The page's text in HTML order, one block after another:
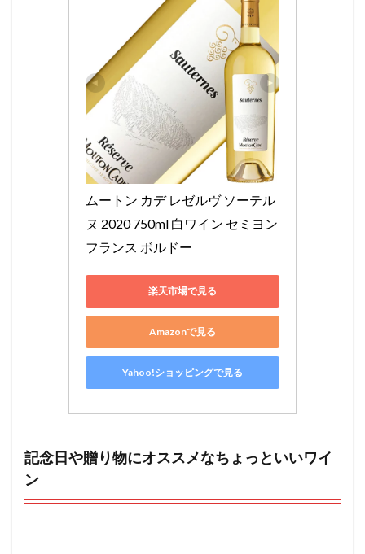
ムートン カデ レゼルヴ ソーテル
ヌ 2020 750ml 白ワイン セミヨン
フランス ボルドー
楽天市場で見る
Amazonで見る
Yahoo!ショッピングで見る
記念日や贈り物にオススメなちょっといいワイ
ン